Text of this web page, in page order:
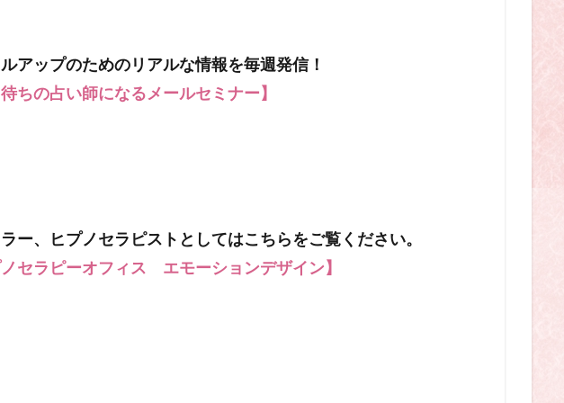
アップのためのリアルな情報を毎週発信！
待ちの占い師になるメールセミナー】
ー、ヒプノセラピストとしてはこちらをご覧ください。
ノセラピーオフィス エモーションデザイン】